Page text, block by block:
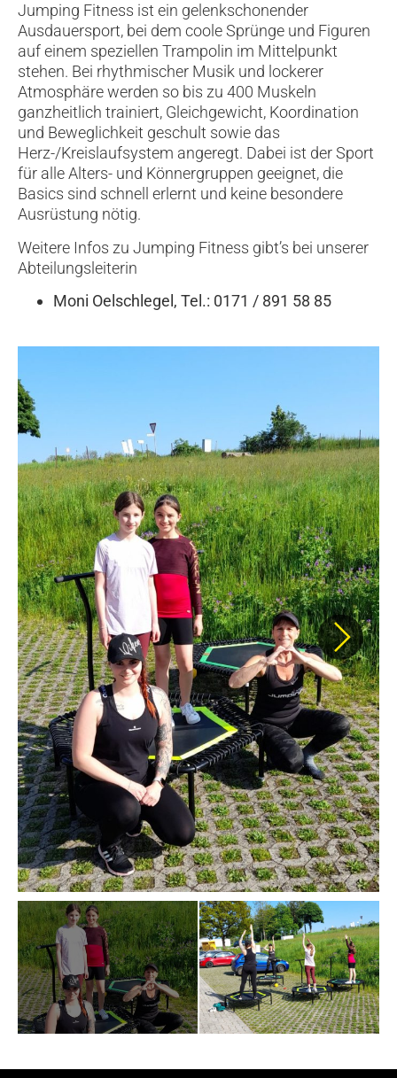
Jumping Fitness ist ein gelenkschonender
Ausdauersport, bei dem coole Sprünge und Figuren
auf einem speziellen Trampolin im Mittelpunkt
stehen. Bei rhythmischer Musik und lockerer
Atmosphäre werden so bis zu 400 Muskeln
ganzheitlich trainiert, Gleichgewicht, Koordination
und Beweglichkeit geschult sowie das
Herz-/Kreislaufsystem angeregt. Dabei ist der Sport
für alle Alters- und Könnergruppen geeignet, die
Basics sind schnell erlernt und keine besondere
Ausrüstung nötig.
Weitere Infos zu Jumping Fitness gibt’s bei unserer
Abteilungsleiterin
Moni Oelschlegel, Tel.: 0171 / 891 58 85